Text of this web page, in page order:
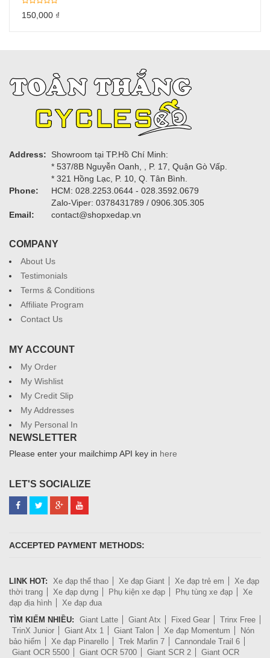
150,000 ₫
Address:
Showroom tại TP.Hồ Chí Minh:
* 537/8B Nguyễn Oanh, , P. 17, Quận Gò Vấp.
* 321 Hồng Lạc, P. 10, Q. Tân Bình.
Phone:
HCM: 028.2253.0644 - 028.3592.0679
Zalo-Viper: 0378431789 / 0906.305.305
Email:
contact@shopxedap.vn
COMPANY
About Us
Testimonials
Terms & Conditions
Affiliate Program
Contact Us
MY ACCOUNT
My Order
My Wishlist
My Credit Slip
My Addresses
My Personal In
NEWSLETTER
Please enter your mailchimp API key in here
LET'S SOCIALIZE
ACCEPTED PAYMENT METHODS:
LINK HOT: Xe đạp thể thao Xe đạp Giant Xe đạp trẻ em
Xe đạp
thời trang
Xe đạp dựng Phụ kiện xe đạp Phụ tùng xe đạp
Xe
đạp địa hình
Xe đạp đua
TÌM KIẾM NHIỀU:
Giant Latte Giant Atx Fixed Gear
Trinx Free
TrinX Junior
Giant Atx 1 Giant Talon Xe đạp Momentum
Nón
bảo hiểm
Xe đạp Pinarello Trek Marlin 7
Cannondale Trail 6
Giant OCR 5500
Giant OCR 5700 Giant SCR 2 Giant OCR